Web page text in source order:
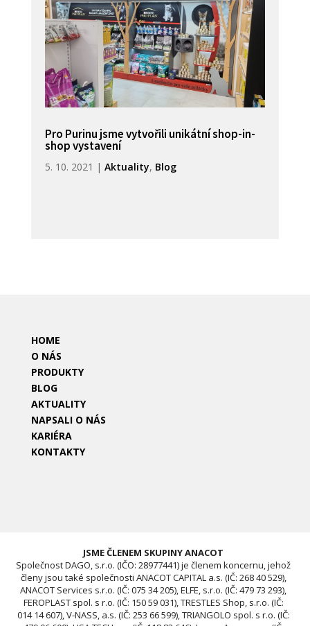
Pro Purinu jsme vytvořili unikátní shop-in-
shop vystavení
5. 10. 2021 | Aktuality, Blog
HOME
O NÁS
PRODUKTY
BLOG
AKTUALITY
NAPSALI O NÁS
KARIÉRA
KONTAKTY
JSME ČLENEM SKUPINY ANACOT
Společnost DAGO, s.r.o. (IČO: 28977441) je členem koncernu, jehož
členy jsou také společnosti ANACOT CAPITAL a.s. (IČ: 268 40 529),
ANACOT Services s.r.o. (IČ: 075 34 205), ELFE, s.r.o. (IČ: 479 73 293),
FEROPLAST spol. s r.o. (IČ: 150 59 031), TRESTLES Shop, s.r.o. (IČ:
014 14 607), V-NASS, a.s. (IČ: 253 66 599), TRIANGOLO spol. s r.o. (IČ: